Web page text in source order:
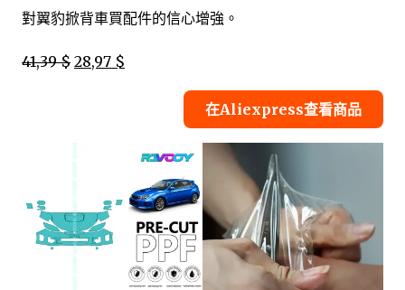
對翼豹掀背車買配件的信心增強。
41,39 $ 28,97 $
在Aliexpress查看商品